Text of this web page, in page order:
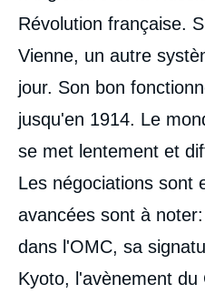
Révolution française.
Vienne, un autre
jour. Son bon
jusqu'en 1914. Le
se met lentement et
Les négociations sont
avancées sont à
dans l'OMC, sa
Kyoto, l'avènement
Image
de
la
Jacques